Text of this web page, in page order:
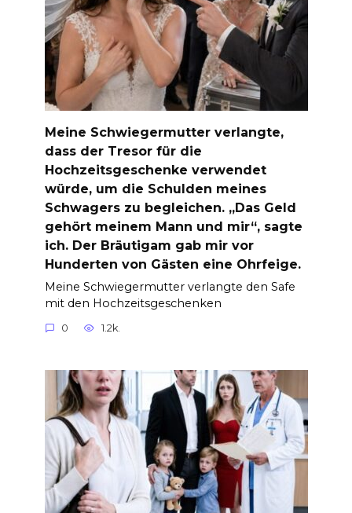
Meine Schwiegermutter verlangte,
dass der Tresor für die
Hochzeitsgeschenke verwendet
würde, um die Schulden meines
Schwagers zu begleichen. „Das Geld
gehört meinem Mann und mir“, sagte
ich. Der Bräutigam gab mir vor
Hunderten von Gästen eine Ohrfeige.
Meine Schwiegermutter verlangte den Safe
mit den Hochzeitsgeschenken
0 1.2k.